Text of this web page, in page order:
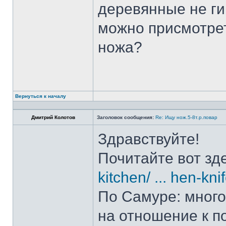
деревянные не
можно
ножа?
Вернуться к началу
Дмитрий Колотов Заголовок сообщения: Re: Ищу нож.5-8т.р.повар
Здравствуйте!
Почитайте вот
kitchen/ ... hen-
По Самуре: много
на отношение к